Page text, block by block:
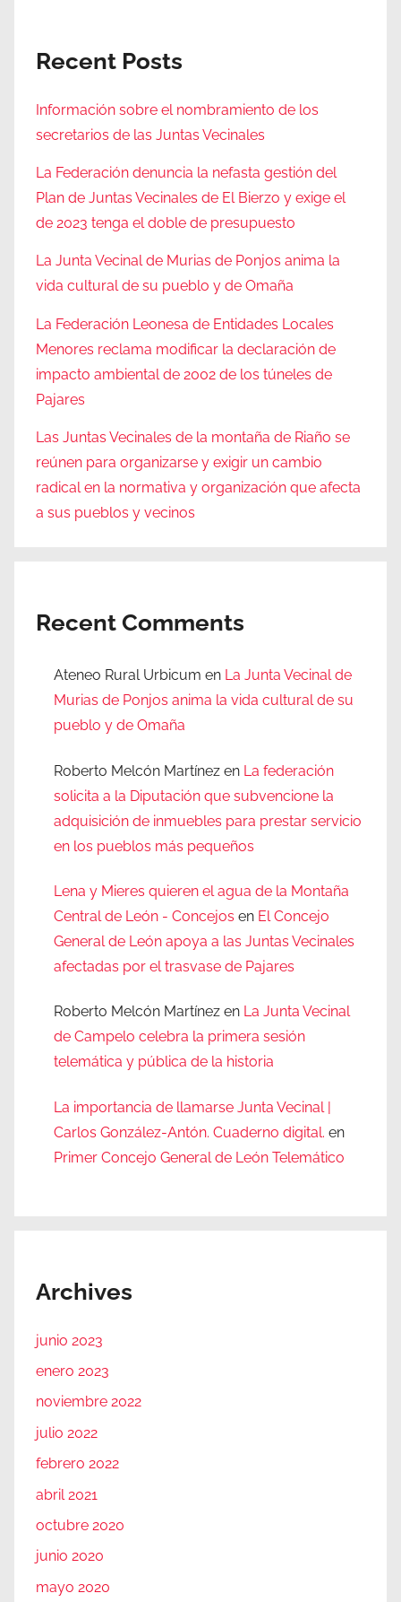
Recent Posts
Información sobre el nombramiento de los
secretarios de las Juntas Vecinales
La Federación denuncia la nefasta gestión del
Plan de Juntas Vecinales de El Bierzo y exige el
de 2023 tenga el doble de presupuesto
La Junta Vecinal de Murias de Ponjos anima la
vida cultural de su pueblo y de Omaña
La Federación Leonesa de Entidades Locales
Menores reclama modificar la declaración de
impacto ambiental de 2002 de los túneles de
Pajares
Las Juntas Vecinales de la montaña de Riaño se
reúnen para organizarse y exigir un cambio
radical en la normativa y organización que afecta
a sus pueblos y vecinos
Recent Comments
Ateneo Rural Urbicum en La Junta Vecinal de
Murias de Ponjos anima la vida cultural de su
pueblo y de Omaña
Roberto Melcón Martínez en La federación
solicita a la Diputación que subvencione la
adquisición de inmuebles para prestar servicio
en los pueblos más pequeños
Lena y Mieres quieren el agua de la Montaña
Central de León - Concejos en El Concejo
General de León apoya a las Juntas Vecinales
afectadas por el trasvase de Pajares
Roberto Melcón Martínez en La Junta Vecinal
de Campelo celebra la primera sesión
telemática y pública de la historia
La importancia de llamarse Junta Vecinal |
Carlos González-Antón. Cuaderno digital. en
Primer Concejo General de León Telemático
Archives
junio 2023
enero 2023
noviembre 2022
julio 2022
febrero 2022
abril 2021
octubre 2020
junio 2020
mayo 2020